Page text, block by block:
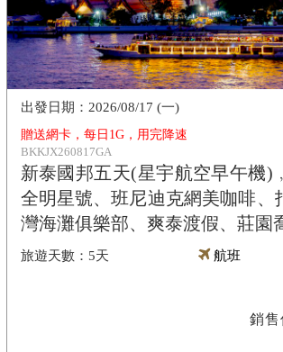
贈送網卡，每日1G，用完降速
BKKJX260817GA
新泰國邦五天(星宇航空早午機
全明星號、班尼迪克網美咖啡、
灣海灘俱樂部、爽泰渡假、莊園
5天
2026/08/17 (一)
航班
銷售